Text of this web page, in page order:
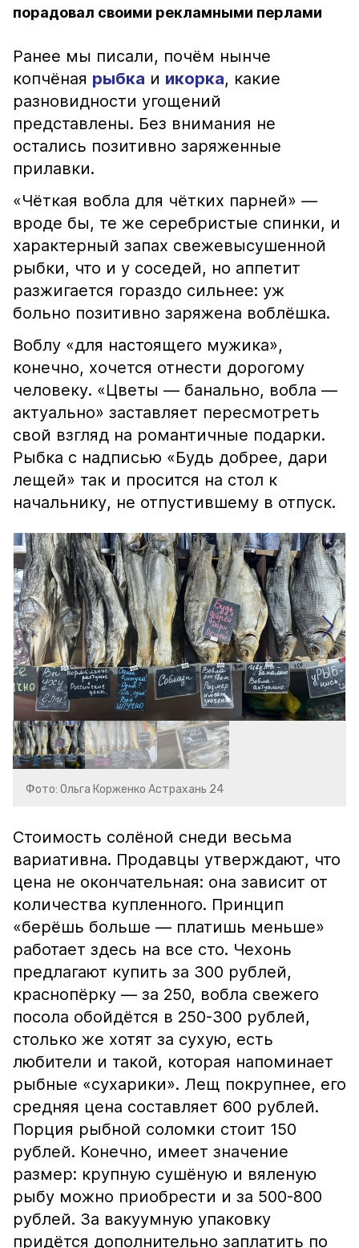
порадовал своими рекламными перлами
Ранее мы писали, почём нынче
копчёная рыбка и икорка, какие
разновидности угощений
представлены. Без внимания не
остались позитивно заряженные
прилавки.
«Чёткая вобла для чётких парней» —
вроде бы, те же серебристые спинки, и
характерный запах свежевысушенной
рыбки, что и у соседей, но аппетит
разжигается гораздо сильнее: уж
больно позитивно заряжена воблёшка.
Воблу «для настоящего мужика»,
конечно, хочется отнести дорогому
человеку. «Цветы — банально, вобла —
актуально» заставляет пересмотреть
свой взгляд на романтичные подарки.
Рыбка с надписью «Будь добрее, дари
лещей» так и просится на стол к
начальнику, не отпустившему в отпуск.
Фото: Ольга Корженко Астрахань 24
Стоимость солёной снеди весьма
вариативна. Продавцы утверждают, что
цена не окончательная: она зависит от
количества купленного. Принцип
«берёшь больше — платишь меньше»
работает здесь на все сто. Чехонь
предлагают купить за 300 рублей,
краснопёрку — за 250, вобла свежего
посола обойдётся в 250-300 рублей,
столько же хотят за сухую, есть
любители и такой, которая напоминает
рыбные «сухарики». Лещ покрупнее, его
средняя цена составляет 600 рублей.
Порция рыбной соломки стоит 150
рублей. Конечно, имеет значение
размер: крупную сушёную и вяленую
рыбу можно приобрести и за 500-800
рублей. За вакуумную упаковку
придётся дополнительно заплатить по